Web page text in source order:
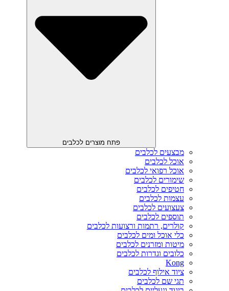
פתח מוצרים לכלבים
מבצעים לכלבים
אוכל לכלבים
אוכל רפואי לכלבים
שימורים לכלבים
חטיפים לכלבים
עצמות לכלבים
צעצועים לכלבים
תוספים לכלבים
קולרים, רתמות ורצועות לכלבים
כלי אוכל ומים לכלבים
מיטות ומזרנים לכלבים
כלובים וגדרות לכלבים
Kong
ציוד אילוף לכלבים
תגי שם לכלבים